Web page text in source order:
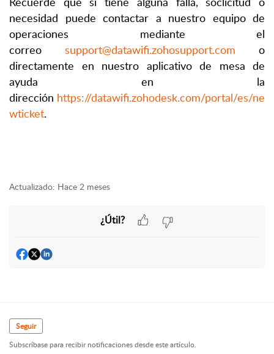
necesidad puede contactar a nuestro equipo de
operaciones mediante el
correo support@datawifi.zohosupport.com o
directamente en nuestro aplicativo de mesa de
ayuda en la
dirección https://datawifi.zohodesk.com/portal/es/ne
wticket.
Actualizado: Hace 2 meses
¿Útil?
Seguir
Subscríbase para recibir notificaciones desde este artículo.